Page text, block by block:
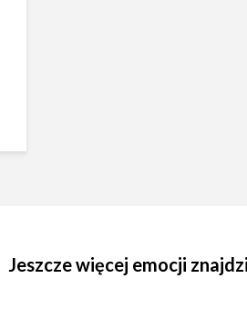
Jeszcze więcej emocji